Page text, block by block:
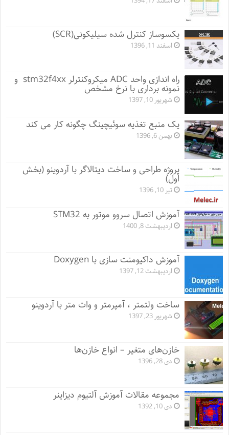
یکسوساز کنترل شده سیلیکونی(SCR)
اسفند 11, 1396
راه اندازی واحد ADC میکروکنترلر stm32f4xx و
نمونه برداری با نرخ مشخص
شهریور 10, 1397
یک منبع تغذیه سوئیچینگ چگونه کار می کند
بهمن 6, 1396
پروژه طراحی و ساخت دیتالاگر با آردوینو (بخش
اول)
تیر 10, 1396
آموزش اتصال سروو موتور به STM32
اردیبهشت 8, 1400
آموزش داکیومنت سازی با Doxygen
اردیبهشت 12, 1397
ساخت ولتمتر ، آمپرمتر و وات متر با آردوینو
شهریور 23, 1397
خازن‌های متغیر – انواع خازن‌ها
دی 28, 1396
مجموعه مقالات آموزش آلتیوم دیزاینر
دی 10, 1392